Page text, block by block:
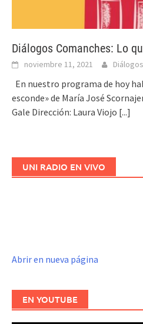
Diálogos Comanches: Lo
noviembre 11, 2021
En nuestro programa de hoy
esconde» de María José
Gale Dirección: Laura Viojo [...]
UNI RADIO EN VIVO
Abrir en nueva página
EN YOUTUBE